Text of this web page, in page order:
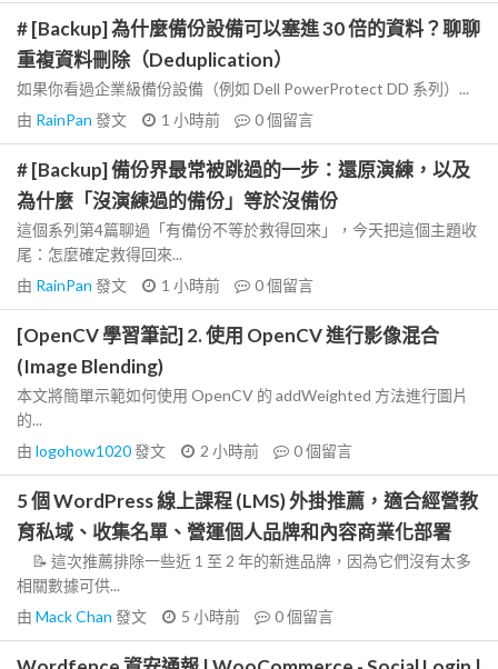
# [Backup] 為什麼備份設備可以塞進 30 倍的資料？聊聊
重複資料刪除（Deduplication）
如果你看過企業級備份設備（例如 Dell PowerProtect DD 系列）...
由 RainPan 發文 1 小時前 0個留言
# [Backup] 備份界最常被跳過的一步：還原演練，以及
為什麼「沒演練過的備份」等於沒備份
這個系列第4篇聊過「有備份不等於救得回來」，今天把這個主題收
尾：怎麼確定救得回來...
由 RainPan 發文 1 小時前 0個留言
[OpenCV 學習筆記] 2. 使用 OpenCV 進行影像混合
(Image Blending)
本文將簡單示範如何使用 OpenCV 的 addWeighted 方法進行圖片
的...
由 logohow1020發文 2 小時前 0個留言
5 個 WordPress 線上課程 (LMS) 外掛推薦，適合經營教
育私域、收集名單、營運個人品牌和內容商業化部署
📝 這次推薦排除一些近 1 至 2 年的新進品牌，因為它們沒有太多
相關數據可供...
由 Mack Chan 發文 5 小時前 0個留言